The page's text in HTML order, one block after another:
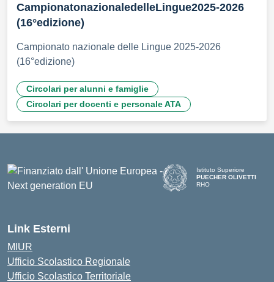
CampionatonazionaledelleLingue2025-2026
(16°edizione)
Campionato nazionale delle Lingue 2025-2026
(16°edizione)
Circolari per alunni e famiglie
Circolari per docenti e personale ATA
Istituto Superiore
PUECHER OLIVETTI
RHO
Link Esterni
MIUR
Ufficio Scolastico Regionale
Ufficio Scolastico Territoriale